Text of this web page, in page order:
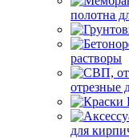
полотна
растворы
отрезные
для